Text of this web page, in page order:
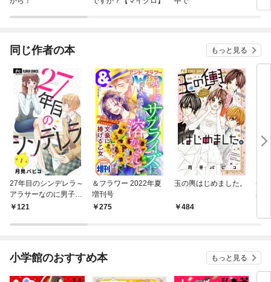
同じ作者の本 もっと見る
27年目のシンデレラ～
アラサーなのに男子高
校生にプロポーズされ
ロ】（１）
121
＆フラワー 2022年夏
増刊号
275
玉の輿はじめました。
484
ケ
れ
小学館のおすすめ本 もっと見る